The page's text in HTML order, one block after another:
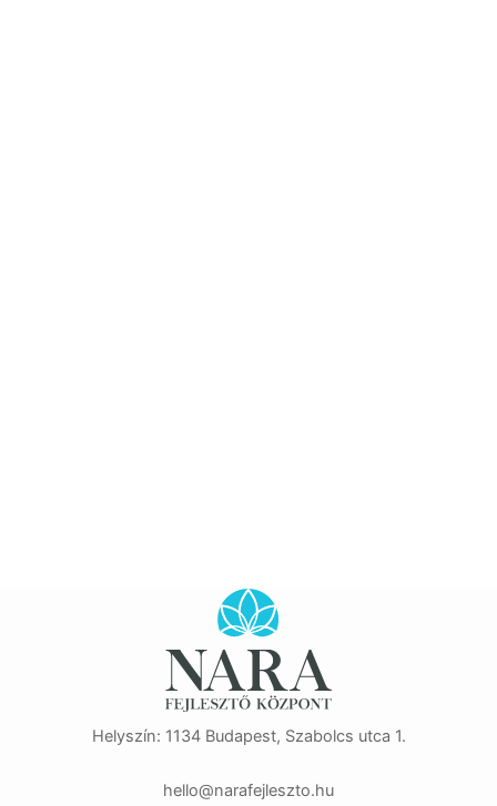
Helyszín: 1134 Budapest, Szabolcs utca 1.
uh.ot
zselj
efara
n@oll
eh